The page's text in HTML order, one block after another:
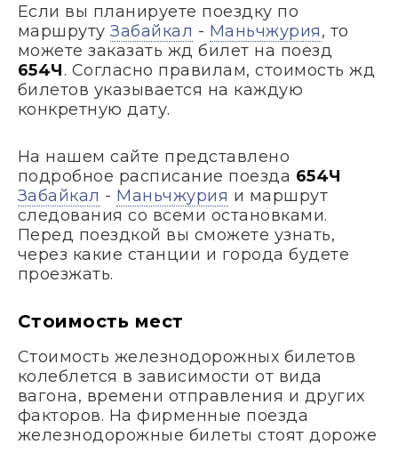
Если вы планируете поездку по
маршрутуЗабайкал - Маньчжурия, то
можете заказать жд билет на поезд
654Ч. Согласно правилам, стоимость жд
билетов указывается на каждую
конкретную дату.
На нашем сайте представлено
подробное расписание поезда 654Ч
Забайкал - Маньчжурия и маршрут
следования со всеми остановками.
Перед поездкой вы сможете узнать,
через какие станции и города будете
проезжать.
Стоимость мест
Стоимость железнодорожных билетов
колеблется в зависимости от вида
вагона, времени отправления и других
факторов. На фирменные поезда
железнодорожные билеты стоят дороже